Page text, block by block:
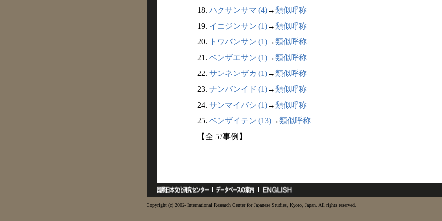
18. ハクサンサマ (4)→類似呼称
19. イエジンサン (1)→類似呼称
20.
トウバンサン (1)→類似呼称
21. ベンザエサン (1)→類似呼称
22. サンネンザカ (1)→類似呼称
23. ナンバンイド (1)→類似呼称
24. サンマイバシ (1)→類似呼称
25. ベンザイテン (13)→類似呼称
【全 57事例】
Copyright (c) 2002- International Research Center for Japanese Studies, Kyoto, Japan. All rights reserved.